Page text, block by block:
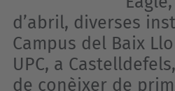
d’abril, diverses
Campus del Baix
UPC, a
de conèixer de